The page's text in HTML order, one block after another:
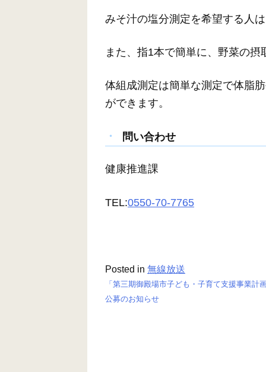
みそ汁の塩分測定を希望する人
また、指1本で簡単に、野菜の摂
体組成測定は簡単な測定で体脂
ができます。
問い合わせ
健康推進課
TEL:0550-70-7765
Posted in 無線放送
投
「第三期御殿場市子ども・子育て支援事業計
公募のお知らせ